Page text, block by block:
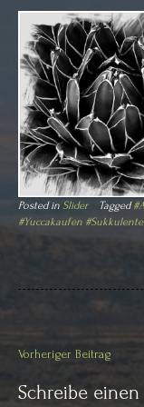
Posted in Slider Tagged
#Yuccakaufen
Vorheriger Beitrag
Schreibe